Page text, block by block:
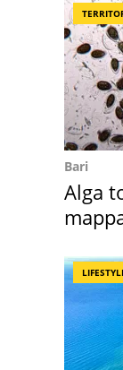
Bari
Alga